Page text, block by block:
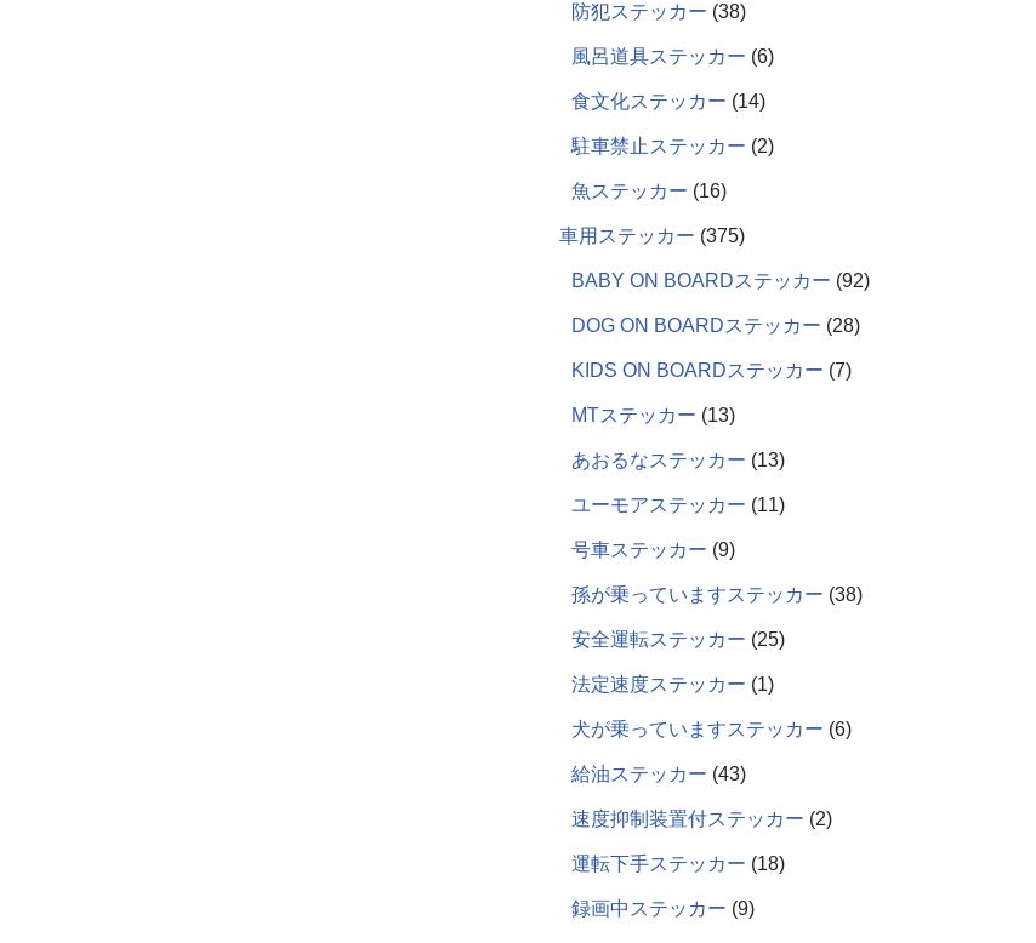
防犯ステッカー 38
風呂道具ステッカー 6
食文化ステッカー 14
駐車禁止ステッカー 2
魚ステッカー 16
車用ステッカー 375
BABY ON BOARDステッカー 92
DOG ON BOARDステッカー 28
KIDS ON BOARDステッカー 7
MTステッカー 13
あおるなステッカー 13
ユーモアステッカー 11
号車ステッカー 9
孫が乗っていますステッカー 38
安全運転ステッカー 25
法定速度ステッカー 1
犬が乗っていますステッカー 6
給油ステッカー 43
速度抑制装置付ステッカー 2
運転下手ステッカー 18
録画中ステッカー 9